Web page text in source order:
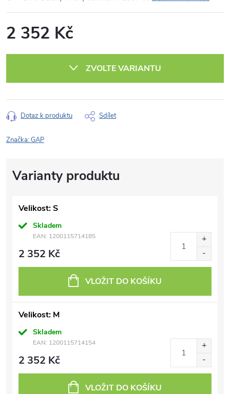
2 352 Kč
ZVOLTE VARIANTU
Dotaz k produktu Sdílet
Značka:GAP
Velikost: S
Skladem
EAN: 1200115714185
2 352 Kč
VLOŽIT DO KOŠÍKU
Velikost: M
Skladem
EAN: 1200115714154
2 352 Kč
VLOŽIT DO KOŠÍKU